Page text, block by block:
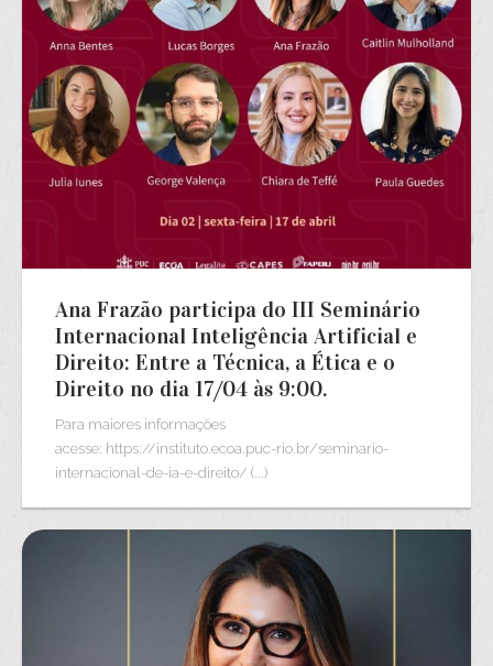
Ana Frazão participa do III Seminário
Internacional Inteligência Artificial e
Direito: Entre a Técnica, a Ética e o
Direito no dia 17/04 às 9:00.
Para maiores informações
acesse: https://instituto.ecoa.puc-rio.br/seminario-
internacional-de-ia-e-direito/ (...)